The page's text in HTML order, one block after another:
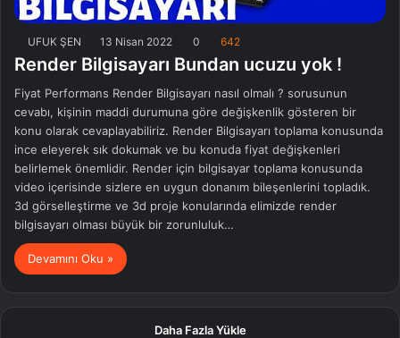
UFUK ŞEN 13 Nisan 2022 0 642
Render Bilgisayarı Bundan ucuzu yok !
Fiyat Performans Render Bilgisayarı nasıl olmalı ? sorusunun
cevabı, kişinin maddi durumuna göre değişkenlik gösteren bir
konu olarak cevaplayabiliriz. Render Bilgisayarı toplama konusunda
ince eleyerek sık dokumak ve bu konuda fiyat değişkenleri
belirlemek önemlidir. Render için bilgisayar toplama konusunda
video içerisinde sizlere en uygun donanım bileşenlerini topladık.
3d görselleştirme ve 3d proje konularında elimizde render
bilgisayarı olması büyük bir zorunluluk…
Devamını Oku »
Daha Fazla Yükle